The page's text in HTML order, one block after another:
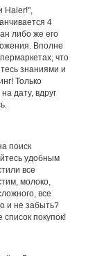
Haier!",
4
либо же его
Вполне
что
знаниями и
Только
дату, вдруг
поиск
удобным
все
молоко,
все
и не забыть?
покупок!